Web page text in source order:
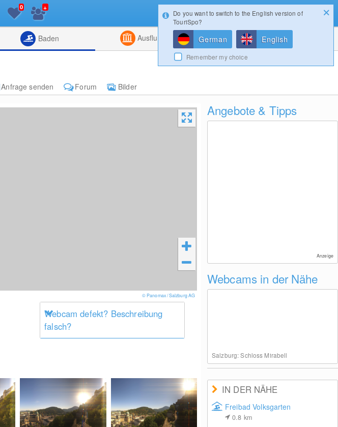
Listenansicht
Kombiniert
0 +
Baden Ausflugsziele Magazin
Anfrage senden Forum
Bilder
© Panomax / Salzburg AG
Webcam defekt? Beschreibung
falsch?
Angebote & Tipps
Anzeige
Webcams in der Nähe
Salzburg: Schloss Mirabell
IN DER NÄHE
Freibad Volksgarten
0.8 km
Login
Do you want to switch to the English version of
TouriSpo?
German English
Remember my choice
Konfigurator Gewinnspiele